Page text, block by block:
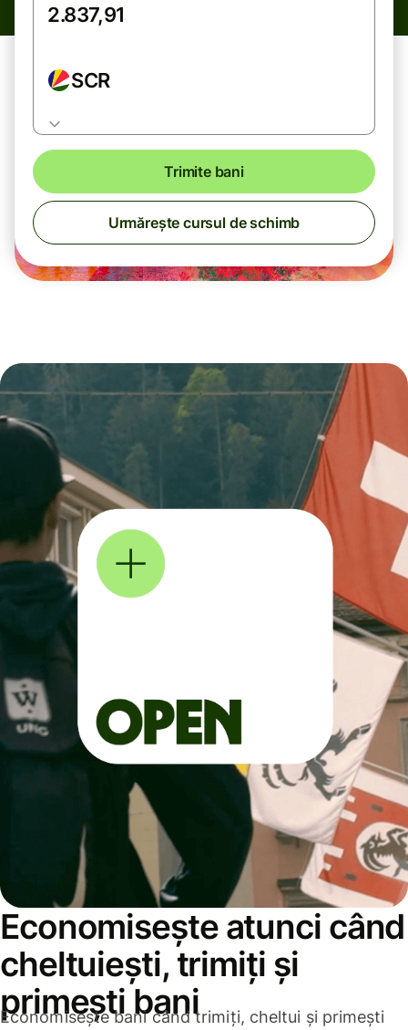
SCR
Trimite bani
Urmărește cursul de schimb
Economisește atunci când
cheltuiești, trimiți și
primești bani
Economisește bani când trimiți, cheltui și primești